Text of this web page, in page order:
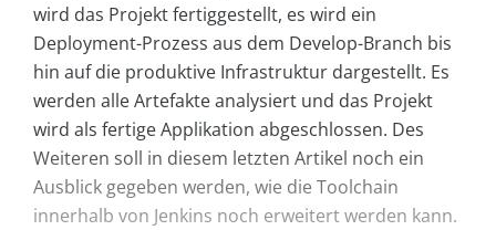
wird das Projekt fertiggestellt, es wird ein
Deployment-Prozess aus dem Develop-Branch bis
hin auf die produktive Infrastruktur dargestellt. Es
werden alle Artefakte analysiert und das Projekt
wird als fertige Applikation abgeschlossen. Des
Weiteren soll in diesem letzten Artikel noch ein
Ausblick gegeben werden, wie die Toolchain
innerhalb von Jenkins noch erweitert werden kann.